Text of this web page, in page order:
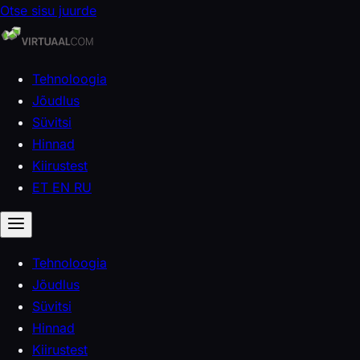
Otse sisu juurde
Tehnoloogia
Jõudlus
Süvitsi
Hinnad
Kiirustest
ET EN RU
Tehnoloogia
Jõudlus
Süvitsi
Hinnad
Kiirustest